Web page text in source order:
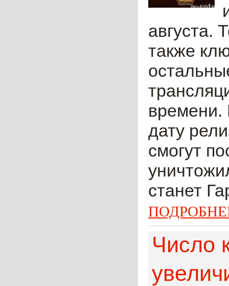
августа.
также
времени.
дату
смогут
станет
Число